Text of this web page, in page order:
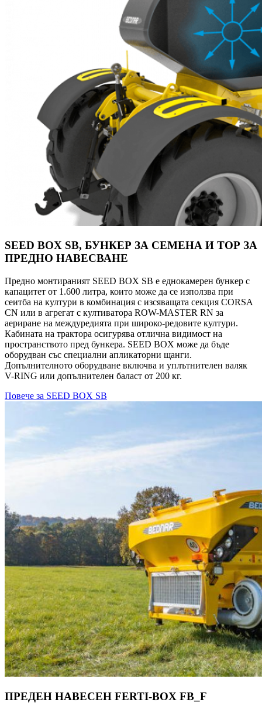
SEED BOX SB, БУНКЕР ЗА СЕМЕНА И ТОР ЗА
ПРЕДНО НАВЕСВАНЕ
Предно монтираният SEED BOX SB е еднокамерен бункер с
капацитет от 1.600 литра, които може да се използва при
сеитба на култури в комбинация с изсяващата секция CORSA
CN или в агрегат с култиватора ROW-MASTER RN за
аериране на междуредията при широко-редовите култури.
Кабината на трактора осигурява отлична видимост на
пространството пред бункера. SEED BOX може да бъде
оборудван със специални апликаторни щанги.
Допълнителното оборудване включва и уплътнителен валяк
V-RING или допълнителен баласт от 200 кг.
Повече за SEED BOX SB
ПРЕДЕН НАВЕСЕН FERTI-BOX FB_F